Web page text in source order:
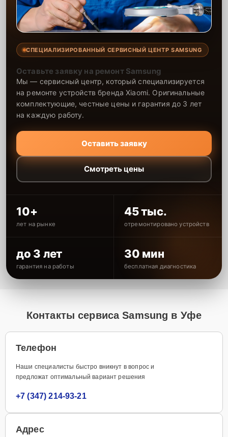
СПЕЦИАЛИЗИРОВАННЫЙ СЕРВИСНЫЙ ЦЕНТР SAMSUNG
Оставьте заявку на ремонт Samsung
Мы — сервисный центр, который специализируется
на ремонте устройств бренда Xiaomi. Оригинальные
комплектующие, честные цены и гарантия до 3 лет
на каждую работу.
Оставить заявку
Смотреть цены
10+
лет на рынке
45 тыс.
отремонтировано устройств
до 3 лет
гарантия на работы
30 мин
бесплатная диагностика
Контакты сервиса Samsung в Уфе
Телефон
Наши специалисты быстро вникнут в вопрос и
предложат оптимальный вариант решения
+7 (347) 214-93-21
Адрес